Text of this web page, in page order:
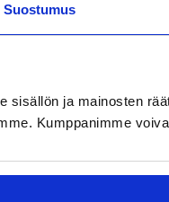
Suostumus
sisällön ja mainosten
Kumppanimme